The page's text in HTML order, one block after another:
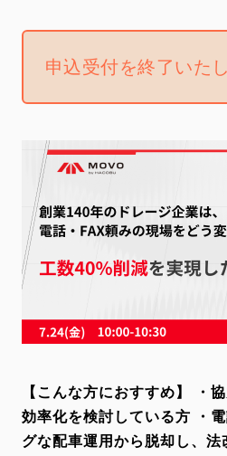
申込受付を終了いた
【こんな方におすすめ】
・
効率化を検討している方
・
グな配車運用から脱却し、